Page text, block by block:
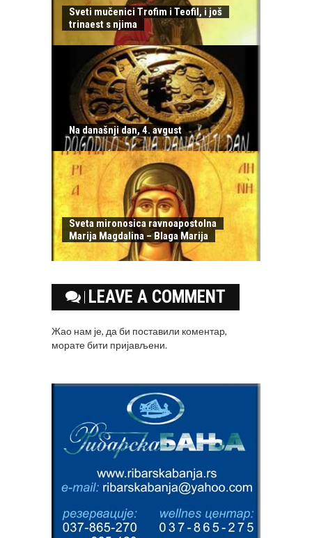
Sveti mučenici Trofim i Teofil, i još
trinaest s njima
Na današnji dan, 4. avgust
Sveta mironosica ravnoapostolna
Marija Magdalina – Blaga Marija
LEAVE A COMMENT
Жао нам је, да би поставили коментар,
моратебити пријављени.